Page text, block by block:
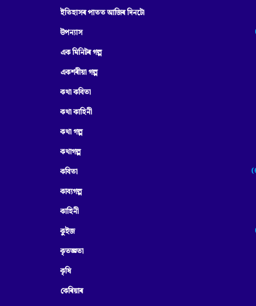
ইতিহাসৰ পাতত আজিৰ দিনটো
উপন্যাস
এক মিনিটৰ গল্প
একশৰীয়া গল্প
কথা কবিতা
কথা কাহিনী
কথা গল্প
কথাগল্প
কবিতা
কাব্যগল্প
কাহিনী
কুইজ
কৃতজ্ঞতা
কৃষি
কেৰিয়াৰ